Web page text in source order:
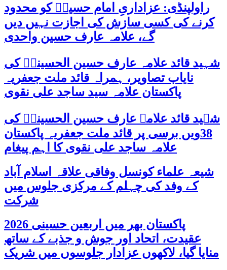
راولپنڈی: عزاداریِ امام حسینؑ کو محدود
کرنے کی کسی سازش کی اجازت نہیں دیں
گے، علامہ عارف حسین واحدی
شہید قائد علامہ عارف حسین الحسینیؒ کی
نایاب تصاویر، ہمراہ قائد ملت جعفریہ
پاکستان علامہ سید ساجد علی نقوی
شہید قائد علامہ عارف حسین الحسینیؒ کی
38ویں برسی پر قائد ملت جعفریہ پاکستان
علامہ ساجد علی نقوی کا اہم پیغام
شیعہ علماء کونسل وفاقی علاقہ اسلام آباد
کے وفد کی چہلم کے مرکزی جلوس میں
شرکت
پاکستان بھر میں اربعین حسینی 2026
عقیدت، اتحاد اور جوش و جذبے کے ساتھ
منایا گیا، لاکھوں عزادار جلوسوں میں شریک